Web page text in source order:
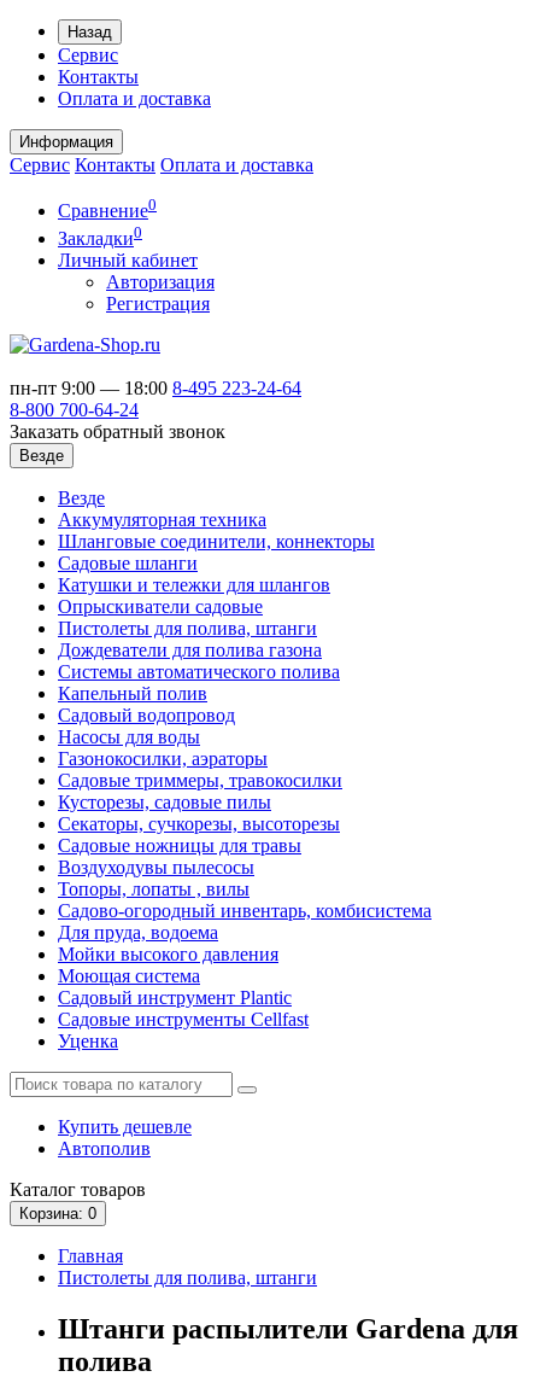
Назад
Сервис
Контакты
Оплата и доставка
Информация
Сервис Контакты Оплата и доставка
Сравнение0
Закладки0
Личный кабинет
Авторизация
Регистрация
пн-пт 9:00 — 18:00 8-495 223-24-64
8-800 700-64-24
Заказать обратный звонок
Везде
Везде
Аккумуляторная техника
Шланговые соединители, коннекторы
Садовые шланги
Катушки и тележки для шлангов
Опрыскиватели садовые
Пистолеты для полива, штанги
Дождеватели для полива газона
Системы автоматического полива
Капельный полив
Садовый водопровод
Насосы для воды
Газонокосилки, аэраторы
Садовые триммеры, травокосилки
Кусторезы, садовые пилы
Секаторы, сучкорезы, высоторезы
Садовые ножницы для травы
Воздуходувы пылесосы
Топоры, лопаты , вилы
Садово-огородный инвентарь, комбисистема
Для пруда, водоема
Мойки высокого давления
Моющая система
Садовый инструмент Plantic
Садовые инструменты Cellfast
Уценка
Купить дешевле
Автополив
Каталог товаров
Корзина: 0
Главная
Пистолеты для полива, штанги
Штанги распылители Gardena для
полива